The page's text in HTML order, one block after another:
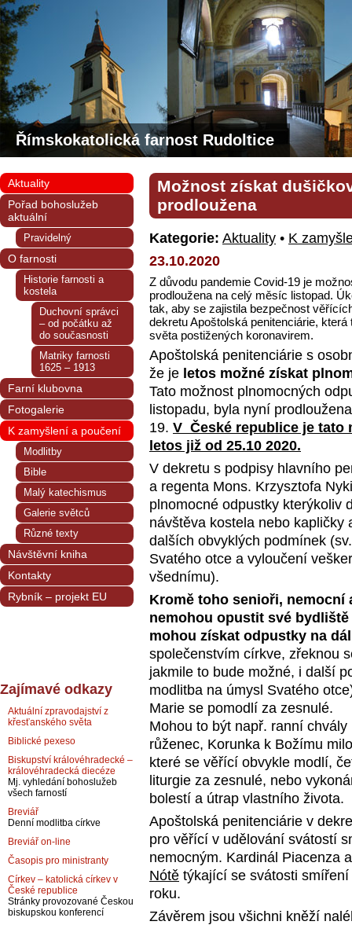
Římskokatolická farnost Rudoltice
Možnost získat
prodloužena
Kategorie: Aktuality • K
23.10.2020
Z důvodu pandemie Covid-19 je
prodloužena na celý měsíc listopad.
tak, aby se zajistila bezpečnost
dekretu Apoštolská penitenciárie,
světa postižených koronavirem.
Apoštolská penitenciárie s
že je letos možné získat
Tato možnost plnomocných
listopadu, byla nyní
19. V České republice je tato
letos již od 25.10 2020.
V dekretu s podpisy hlavního
a regenta Mons. Krzysztofa
plnomocné odpustky kterýkoliv
návštěva kostela nebo
dalších obvyklých podmínek
Svatého otce a vyloučení
všednímu).
Kromě toho senioři,
nemohou opustit své
mohou získat odpustky na
společenstvím církve, zřeknou
jakmile to bude možné, i další
modlitba na úmysl Svatého
Marie se pomodlí za zesnulé.
Mohou to být např. ranní
růženec, Korunka k Božímu
které se věřící obvykle modlí,
liturgie za zesnulé, nebo
bolestí a útrap vlastního života.
Apoštolská penitenciárie v
pro věřící v udělování svátostí
nemocným. Kardinál Piacenza
Nótě týkající se svátosti
roku.
Závěrem jsou všichni kněží
Aktuality
Pořad bohoslužeb
aktuální
Pravidelný
O farnosti
Historie farnosti a
kostela
Duchovní správci
– od počátku až
do současnosti
Matriky farnosti
1625 – 1913
Farní klubovna
Fotogalerie
K zamyšlení a poučení
Modlitby
Bible
Malý katechismus
Galerie světců
Různé texty
Návštěvní kniha
Kontakty
Rybník – projekt EU
Zajímavé odkazy
Aktuální zpravodajství z
křesťanského světa
Biblické pexeso
Biskupství královéhradecké –
královéhradecká diecéze
Mj. vyhledání bohoslužeb
všech farností
Breviář
Denní modlitba církve
Breviář on-line
Časopis pro ministranty
Církev – katolická církev v
České republice
Stránky provozované Českou
biskupskou konferencí